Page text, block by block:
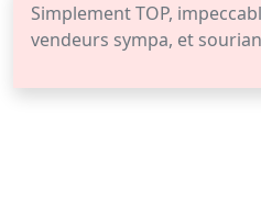
Simplement TOP,
vendeurs sympa, et